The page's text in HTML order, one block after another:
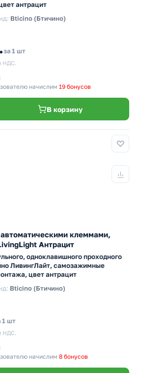
антрацит
Bticino (Бтичино)
за 1 шт
НДС.
начислим 19 бонусов
В корзину
клеммами,
Антрацит
одноклавишного проходного
ЛивингЛайт, самозажимные
цвет антрацит
Bticino (Бтичино)
1 шт
НДС.
начислим 8 бонусов